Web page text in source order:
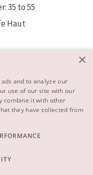
35 to 55
Haut
×
and to analyze our
use of our site with our
combine it with other
they have collected from